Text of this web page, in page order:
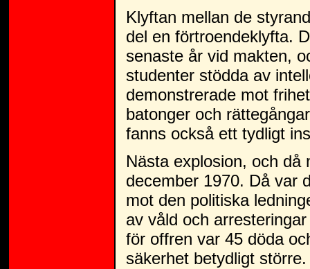
Klyftan mellan de
del en förtroendeklyfta.
senaste år vid makten,
studenter stödda av
demonstrerade mot
batonger och
fanns också ett tydligt
Nästa explosion, och
december 1970. Då var
mot den politiska
av våld och
för offren var 45 döda
säkerhet betydligt större.